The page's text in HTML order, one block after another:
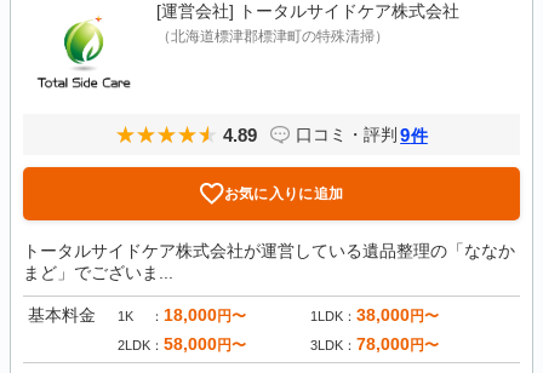
[運営会社] トータルサイドケア株式会社
（北海道標津郡標津町の特殊清掃）
4.89 口コミ・評判 9件
お気に入りに追加
トータルサイドケア株式会社が運営している遺品整理の「ななか
まど」でございま...
基本料金 1K 18,000円〜 1LDK 38,000円〜
2LDK 58,000円〜 3LDK 78,000円〜